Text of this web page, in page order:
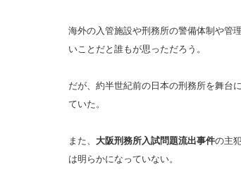
海外の入管施設や刑務所の警備体制や管
いことだと誰もが思っただろう。
だが、約半世紀前の日本の刑務所を舞台に
ていた。
また、 大阪刑務所入試問題流出事件の主
は明らかになっていない。